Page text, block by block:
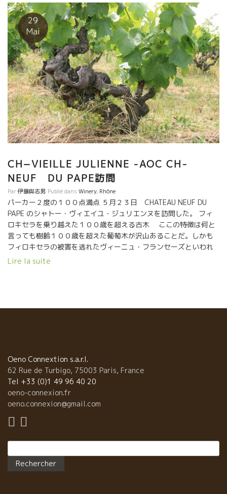
が合流した。 ザ・居酒屋でもこんなワインが飲める嬉しさ！！ 厚
揚げに、Simonutti＊シモニニュッティーのワイン、Lapierre＊
ラ・ピエールのキューヴェ・PASSIONを開けた。 シャト・ヌフ・
ド・パップのトップ蔵のLa Vieille Julienne＊ヴィエイユ・ジュ
リアンヌのコート・ド・ローヌ・Cavin11がここで飲める嬉し
さ！！ フィロキセラ以前のヴィーニュ・フランセーズの葡萄を仕
込んだ貴重なワイン。 １００年前の本物の葡萄の味を味わいたい
人はここに来るべき。 この一本を飲むだけでも価値あり！！
29
Mai
CH−VIEILLE JULIENNE -AOC CH-
NEUF DU PAPE訪問
Par伊藤與志男 Publié dans Winery, Rhône
パーカー２度の１００点満点 ５月２３日 CHATEAU NEUF DU
PAPE のシャトー・ヴィエイユ・ジュリエンヌを訪問した。 フィ
ロキセラを乗り越えた１００歳を超える古木 ここの特徴は何と
言っても樹齢１００歳を超えた葡萄木が沢山あることだ。しかも
フィロキセラの被害を逃れたヴィーニュ・フランセーズといわれ
る正真正銘のフランス産原木の根ッ子をもつグルナッシュ品種の
ってもよい。 フィロキセラ以前の葡萄木の性質、それからとれる
葡萄そしてその土壌に育った自然酵母、それらで醸されるワイ
ン、どれをとっても興味をそそられる。 ガレ・ルレとよく云われ
る大きな丸型の石があるシャトー・ヌフ・ドゥ・パップの土壌で
はない。 海の砂より細かな砂質の土壌の中に、小さなガレ・ルレ
Lire la suite
Oeno Connextion s.a.r.l.
62 Rue de Turbigo, 75003 Paris, France
Tel +33 (0)1 49 96 40 20
oeno-connexion.fr
oeno.connexion@gmail.com